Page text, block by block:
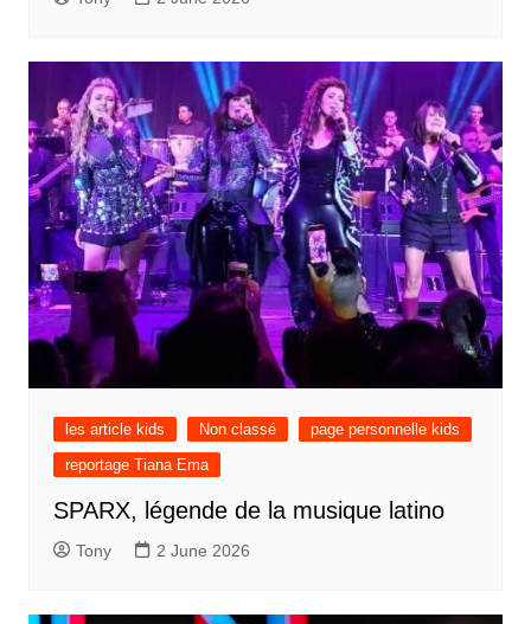
les article kids Non classé
page personnelle kids
reportage Tiana Ema
SPARX, légende de la musique latino
Tony 2 June 2026